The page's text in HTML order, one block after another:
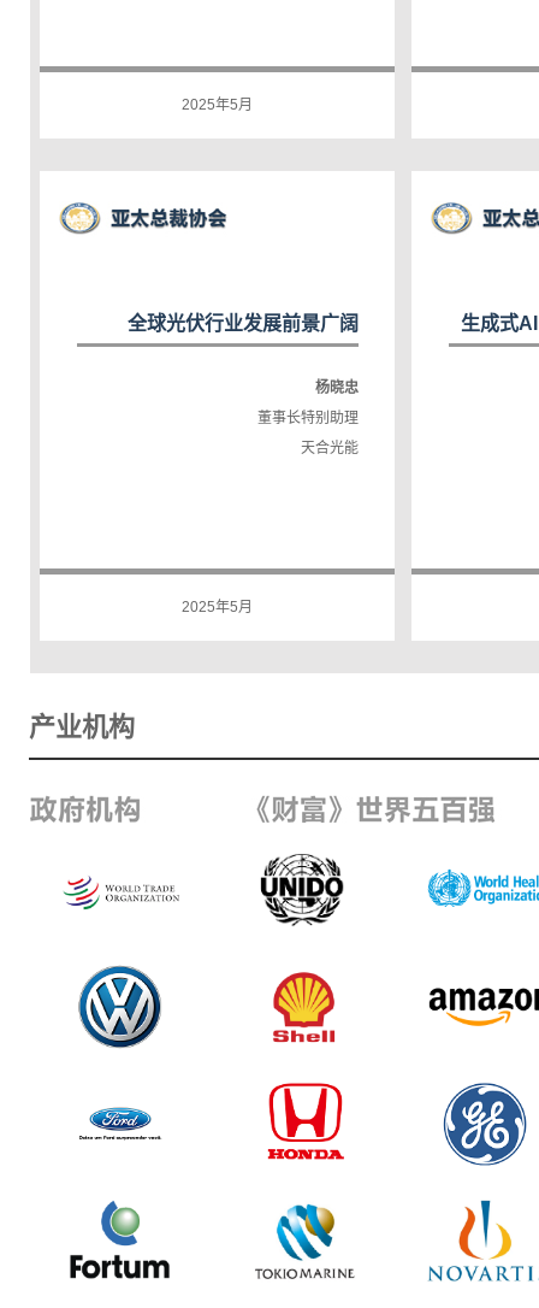
2025年5月
全球光伏行业发展前景广阔
杨晓忠
董事长特别助理
天合光能
2025年5月
生成式
产业机构